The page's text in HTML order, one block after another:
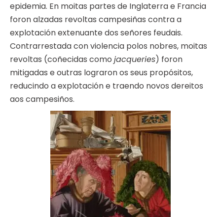
epidemia. En moitas partes de Inglaterra e Francia
foron alzadas revoltas campesiñas contra a
explotación extenuante dos señores feudais.
Contrarrestada con violencia polos nobres, moitas
revoltas (coñecidas como jacqueries) foron
mitigadas e outras lograron os seus propósitos,
reducindo a explotación e traendo novos dereitos
aos campesiños.